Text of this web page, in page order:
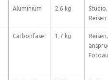
Aluminium 2,6 kg
Reisen
Carbonfaser 1,7 kg